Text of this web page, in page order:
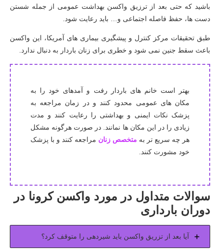
باشید که حتی بعد از ترزیق واکسن بهداشت عمومی از جمله شستن
دست ها، حفظ فاصله اجتماعی و… باید رعایت شود.
طبق تحقیقات مرکز کنترل و پیشگیری بیماری های آمریکا، این واکسن
باعث سقط جنین نمی شود و خطری برای زنان باردار به دنبال ندارد.
بهتر است خانم های باردار رفت و آمدهای خود را به
مکان های عمومی محدود کنند و در زمان مراجعه به
پزشک نکات ایمنی و بهداشتی را رعایت کنند و مدت
زیادی را در این مکان ها نمانند. در صورت هرگونه مشکل
هر چه سریع تر به متخصص زنان مراجعه کنند و با پزشک
خود مشورت کنند.
سوالات متداول در مورد واکسن کرونا در
دوران بارداری
آیا بعد از تزریق واکسن باید شیردهی را متوقف کرد؟